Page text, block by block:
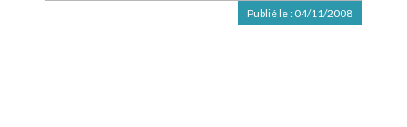
Publié le : 04/11/2008